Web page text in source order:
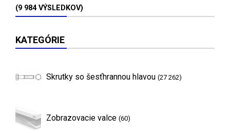
(9 984 VÝSLEDKOV)
KATEGÓRIE
Skrutky so šesťhrannou hlavou (27 262)
Zobrazovacie valce (60)